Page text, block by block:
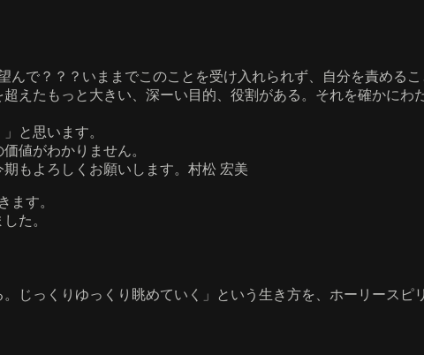
んで？？？いままでこのことを受け入れられず、自分を責めるこ
えたもっと大きい、深ーい目的、役割がある。それを確かにわ
と思います。
値がわかりません。
もよろしくお願いします。村松 宏美
ます。
た。
じっくりゆっくり眺めていく」という生き方を、ホーリースピ